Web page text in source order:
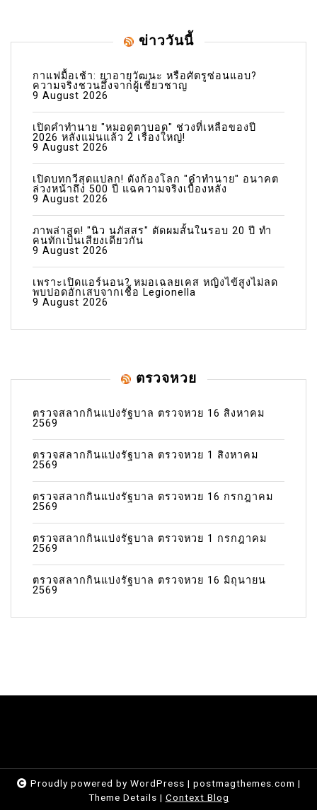
ข่าววันนี้
กาแฟมื้อเช้า: ยาอายุวัฒนะ หรือศัตรูซ่อนแอบ?
ความจริงชวนอึ้งจากผู้เชี่ยวชาญ
9 August 2026
เปิดคำทำนาย "หมอดูตาบอด" ช่วงที่เหลือของปี
2026 หลังแม่นแล้ว 2 เรื่องใหญ่!
9 August 2026
เปิดบทกวีสุดแปลก! ดังก้องโลก "คำทำนาย" อนาคต
ล่วงหน้าถึง 500 ปี แฉความจริงเบื้องหลัง
9 August 2026
ภาพล่าสุด! "นิว นภัสสร" ตัดผมสั้นในรอบ 20 ปี ทำ
คนทักเป็นเสียงเดียวกัน
9 August 2026
เพราะเปิดแอร์นอน? หมอเฉลยเคส หญิงไข้สูงไม่ลด
พบปอดอักเสบจากเชื้อ Legionella
9 August 2026
ตรวจหวย
ตรวจสลากกินแบ่งรัฐบาล ตรวจหวย 16 สิงหาคม
2569
ตรวจสลากกินแบ่งรัฐบาล ตรวจหวย 1 สิงหาคม
2569
ตรวจสลากกินแบ่งรัฐบาล ตรวจหวย 16 กรกฎาคม
2569
ตรวจสลากกินแบ่งรัฐบาล ตรวจหวย 1 กรกฎาคม
2569
ตรวจสลากกินแบ่งรัฐบาล ตรวจหวย 16 มิถุนายน
2569
Proudly powered by WordPress | postmagthemes.com |
Theme Details | Context Blog